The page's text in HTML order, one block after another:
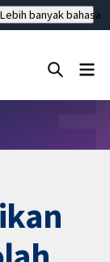
Lebih banyak bahasa